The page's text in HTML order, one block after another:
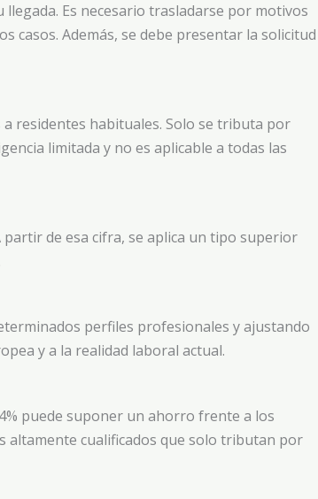
Es necesario trasladarse por motivos
casos. Además, se debe presentar la solicitud
residentes habituales. Solo se tributa por
limitada y no es aplicable a todas las
de esa cifra, se aplica un tipo superior
perfiles profesionales y ajustando
y a la realidad laboral actual.
puede suponer un ahorro frente a los
altamente cualificados que solo tributan por